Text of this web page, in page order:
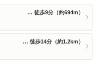
徒歩9分 （約694m）
徒歩14分 （約1.2km）